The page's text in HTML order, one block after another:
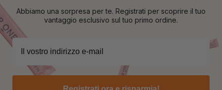
Abbiamo una sorpresa per te. Registrati per scoprire il tuo
vantaggio esclusivo sul tuo primo ordine.